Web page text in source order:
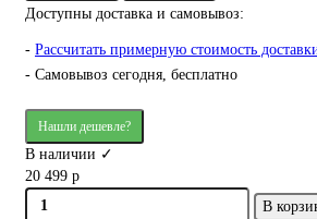
Доступны доставка и самовывоз:
- Рассчитать примерную стоимость
- Самовывоз сегодня, бесплатно
Нашли дешевле?
В наличии ✓
20 499 р
В